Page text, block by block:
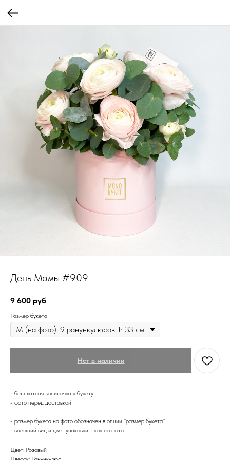
День Мамы #909
9 600 руб
Размер букета
Нет в наличии
- бесплатная записочка к букету
- фото перед доставкой
- размер букета на фото обозначен в опции "размер букета"
- внешний вид и цвет упаковки - как на фото
Цвет: Розовый